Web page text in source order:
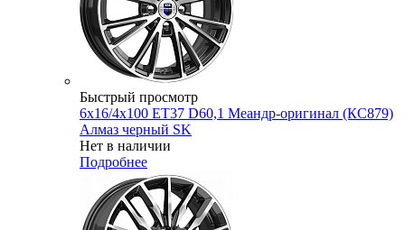
Быстрый просмотр
6x16/4x100 ET37 D60,1 Меандр-оригинал (КС879)
Алмаз черный SK
Нет в наличии
Подробнее